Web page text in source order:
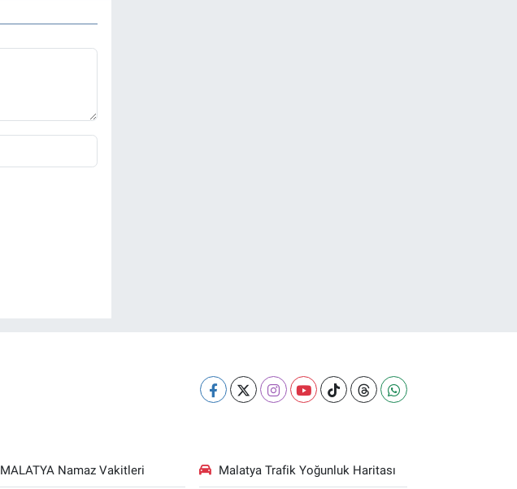
MALATYA Namaz Vakitleri Malatya Trafik Yoğunluk Haritası